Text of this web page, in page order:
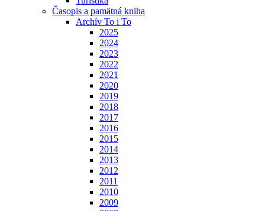
Časopis a pamätná kniha
Archív To i To
2025
2024
2023
2022
2021
2020
2019
2018
2017
2016
2015
2014
2013
2012
2011
2010
2009